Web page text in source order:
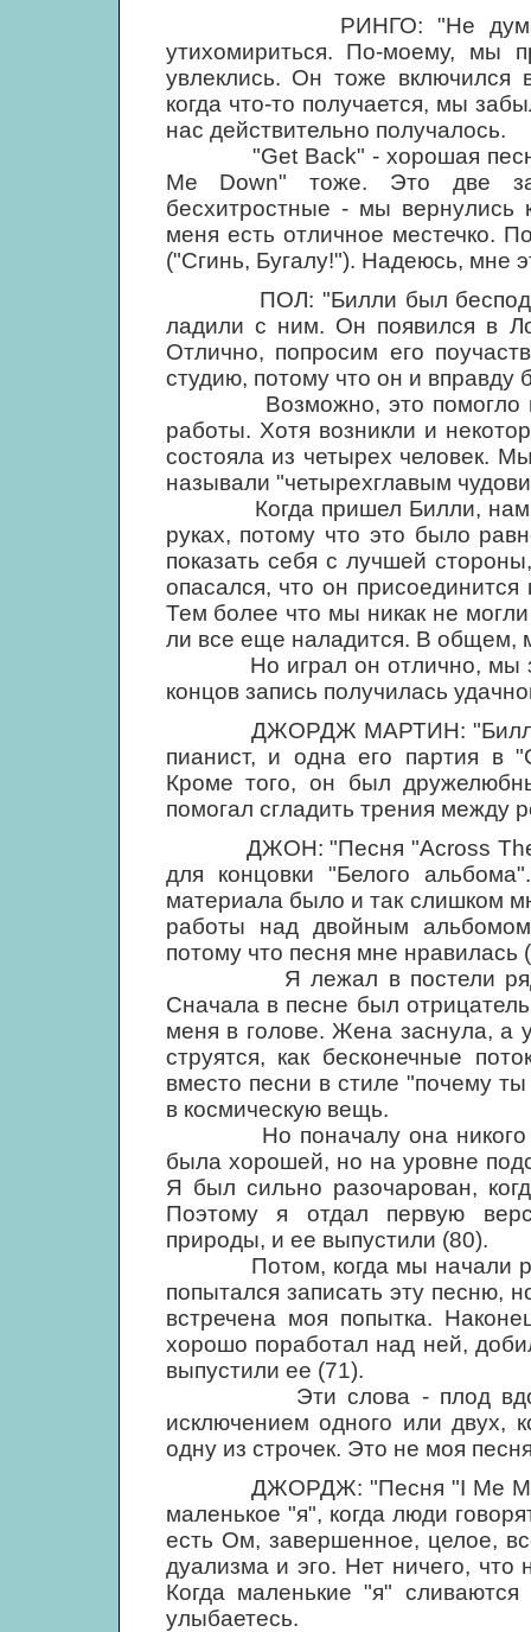
РИНГО: "Не думаю, что
утихомириться. По-моему, мы
увлеклись. Он тоже включился
когда что-то получается, мы
нас действительно получалось.
"Get Back" - хорошая песня.
Me Down" тоже. Это две
бесхитростные - мы
меня есть отличное местечко.
("Сгинь, Бугалу!"). Надеюсь, мне
ПОЛ: "Билли был
ладили с ним. Он появился в
Отлично, попросим его
студию, потому что он и
Возможно, это помогло нам
работы. Хотя возникли и
состояла из четырех человек.
называли "четырехглавым
Когда пришел Билли, нам
руках, потому что это было
показать себя с лучшей
опасался, что он
Тем более что мы никак не
ли все еще наладится. В общем,
Но играл он отлично, мы
концов запись получилась
ДЖОРДЖ МАРТИН: "Билли
пианист, и одна его партия в
Кроме того, он был
помогал сгладить трения между
ДЖОН: "Песня "Across The
для концовки "Белого
материала было и так слишком
работы над двойным
потому что песня мне нравилась
Я лежал в постели рядом
Сначала в песне был
меня в голове. Жена заснула, а
струятся, как бесконечные
вместо песни в стиле "почему
в космическую вещь.
Но поначалу она никого не
была хорошей, но на уровне
Я был сильно разочарован,
Поэтому я отдал первую
природы, и ее выпустили (80).
Потом, когда мы начали
попытался записать эту песню,
встречена моя попытка.
хорошо поработал над ней,
выпустили ее (71).
Эти слова - плод
исключением одного или двух,
одну из строчек. Это не моя
ДЖОРДЖ: "Песня "I Me Mine"
маленькое "я", когда люди
есть Ом, завершенное, целое,
дуализма и эго. Нет ничего, что
Когда маленькие "я"
улыбаетесь.